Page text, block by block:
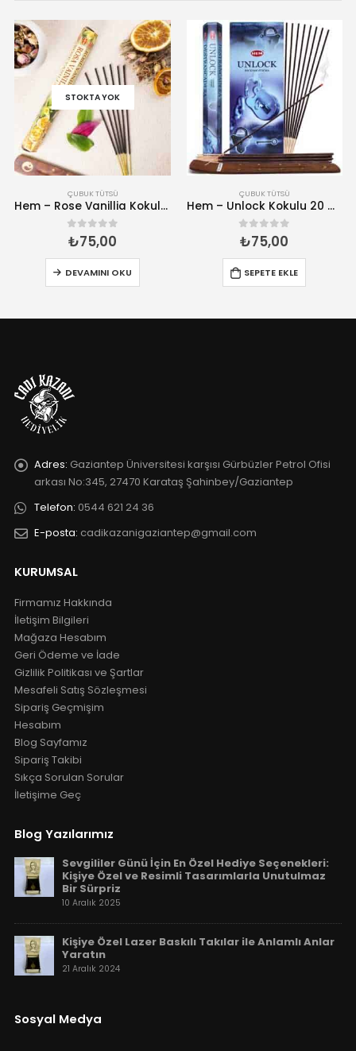
STOKTA YOK
ÇUBUK TÜTSÜ
Hem – Rose Vanillia Kokulu 20 Çubuk Tütsü
0 5 üzerinden
₺75,00
DEVAMINI OKU
ÇUBUK TÜTSÜ
Hem – Unlock Kokulu 20 Çubuk Tütsü
0 5 üzerinden
₺75,00
SEPETE EKLE
Adres: Gaziantep Üniversitesi karşısı Gürbüzler Petrol Ofisi
arkası No:345, 27470 Karataş Şahinbey/Gaziantep
Telefon: 0544 621 24 36
E-posta: cadikazanigaziantep@gmail.com
KURUMSAL
Firmamız Hakkında
İletişim Bilgileri
Mağaza Hesabım
Geri Ödeme ve İade
Gizlilik Politikası ve Şartlar
Mesafeli Satış Sözleşmesi
Sipariş Geçmişim
Hesabım
Blog Sayfamız
Sipariş Takibi
Sıkça Sorulan Sorular
İletişime Geç
Blog Yazılarımız
Sevgililer Günü İçin En Özel Hediye Seçenekleri:
Kişiye Özel ve Resimli Tasarımlarla Unutulmaz
Bir Sürpriz
10 Aralık 2025
Kişiye Özel Lazer Baskılı Takılar ile Anlamlı Anlar
Yaratın
21 Aralık 2024
Sosyal Medya